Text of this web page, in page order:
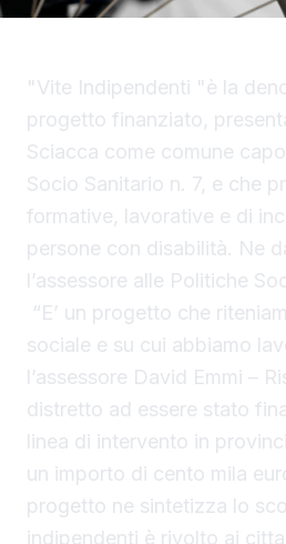
"Vite Indipendenti "è la
progetto finanziato,
Sciacca come comune
Socio Sanitario n. 7, e che
formative, lavorative e di
persone con disabilità. Ne
l’assessore alle Politiche
“E’ un progetto che
sociale e su cui abbiamo
l’assessore David Emmi –
distretto ad essere stato
linea di intervento in
un importo di cento mila
progetto ne sintetizza lo
indipendenti è rivolto ai